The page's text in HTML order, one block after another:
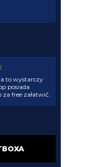
to wystarczy
posiada
free załatwić.